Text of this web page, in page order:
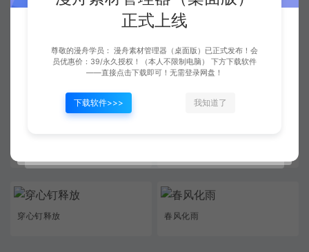
月舞九天释放
战争鼓舞
穿心钉释放 春风化雨
正式上线
尊敬的漫舟学员： 漫舟素材管理器（桌面版）已正式发布！会
员优惠价：39/永久授权！（本人不限制电脑） 下方下载软件
——直接点击下载即可！无需登录网盘！
下载软件>>> 我知道了